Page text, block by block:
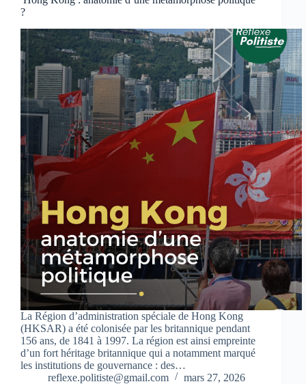
?
La Région d’administration spéciale de Hong Kong
(HKSAR) a été colonisée par les britannique pendant
156 ans, de 1841 à 1997. La région est ainsi empreinte
d’un fort héritage britannique qui a notamment marqué
les institutions de gouvernance : des…
reflexe.politiste@gmail.com
mars 27, 2026